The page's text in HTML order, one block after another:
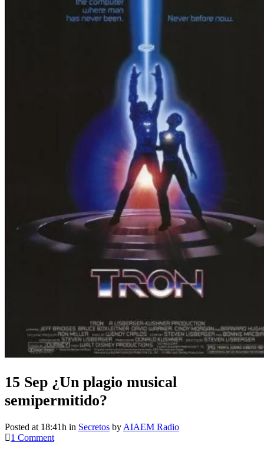
15 Sep ¿Un plagio musical
semipermitido?
Posted at 18:41h in Secretos by AIAEM Radio
1 Comment